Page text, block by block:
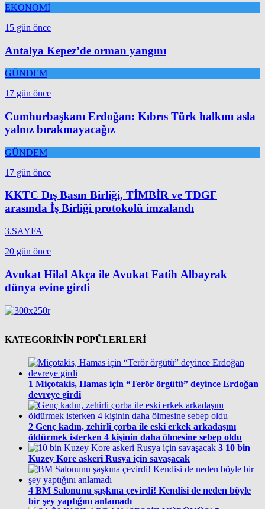
EKONOMİ
15 gün önce
Antalya Kepez’de orman yangını
GÜNDEM
17 gün önce
Cumhurbaşkanı Erdoğan: Kıbrıs Türk halkını asla
yalnız bırakmayacağız
GÜNDEM
17 gün önce
KKTC Dış Basın Birliği, TİMBİR ve TDGF
arasında İş Birliği protokolü imzalandı
3.SAYFA
20 gün önce
Avukat Hilal Akça ile Avukat Fatih Albayrak
dünya evine girdi
KATEGORİNİN POPÜLERLERİ
1 Miçotakis, Hamas için “Terör örgütü” deyince Erdoğan
devreye girdi
2 Genç kadın, zehirli çorba ile eski erkek arkadaşını
öldürmek isterken 4 kişinin daha ölmesine sebep oldu
3 10 bin
Kuzey Kore askeri Rusya için savaşacak
4 BM Salonunu şaşkına çevirdi! Kendisi de neden böyle
bir şey yaptığını anlamadı